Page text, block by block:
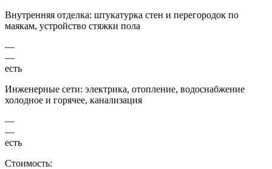
Внутренняя отделка: штукатурка стен и перегородок по
маякам, устройство стяжки пола
—
—
есть
Инженерные сети: электрика, отопление, водоснабжение
холодное и горячее, канализация
—
—
есть
Стоимость: